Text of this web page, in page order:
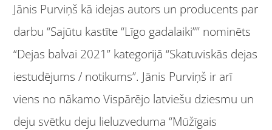
Jānis Purviņš kā idejas autors un producents par
darbu “Sajūtu kastīte “Līgo gadalaiki”” nominēts
“Dejas balvai 2021” kategorijā “Skatuviskās dejas
iestudējums / notikums”. Jānis Purviņš ir arī
viens no nākamo Vispārējo latviešu dziesmu un
deju svētku deju lieluzveduma “Mūžīgais